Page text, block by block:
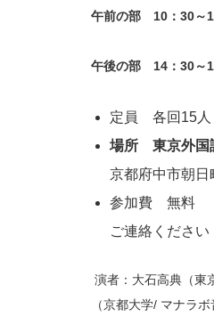
午前の部 10：30～
午後の部 14：30～
定員 各回15人
場所 東京外国
京都府中市朝日
参加費 無料
ご連絡ください
演者：大石高典（東
（京都大学/ マナラ